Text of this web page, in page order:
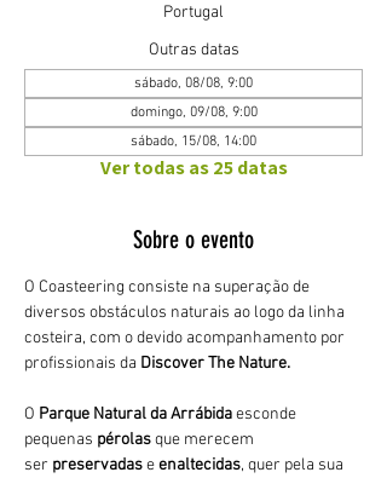
Portugal
Outras datas
sábado, 08/08, 9:00
domingo, 09/08, 9:00
sábado, 15/08, 14:00
Ver todas as 25 datas
Sobre o evento
O Coasteering consiste na superação de
diversos obstáculos naturais ao logo da linha
costeira, com o devido acompanhamento por
profissionais da Discover The Nature.
O Parque Natural da Arrábida esconde
pequenas pérolas que merecem
ser preservadas e enaltecidas, quer pela sua